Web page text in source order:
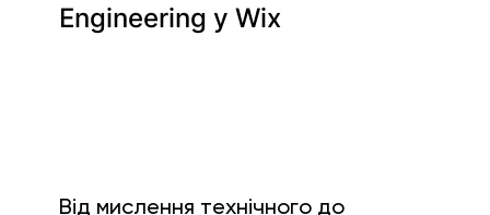
Engineering у Wix
Від мислення технічного до